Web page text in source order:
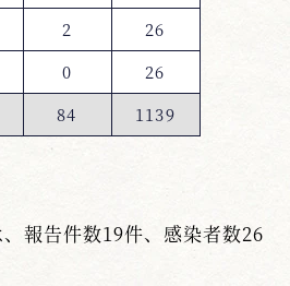
2
26
0
26
84 1139
報告件数19件、感染者数26